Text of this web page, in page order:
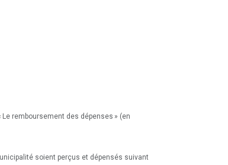
remboursement des dépenses » (en
soient perçus et dépensés suivant